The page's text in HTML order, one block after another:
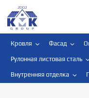
Кровля Фасад
Рулонная листовая сталь
Внутренняя отделка